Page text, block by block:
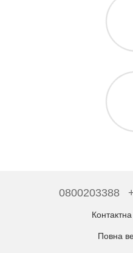
0800203388
Повна